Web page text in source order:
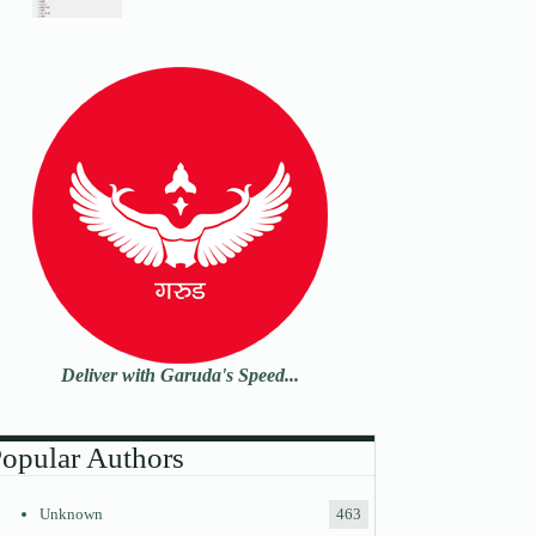
Deliver with Garuda's Speed...
Authors
Unknown 463